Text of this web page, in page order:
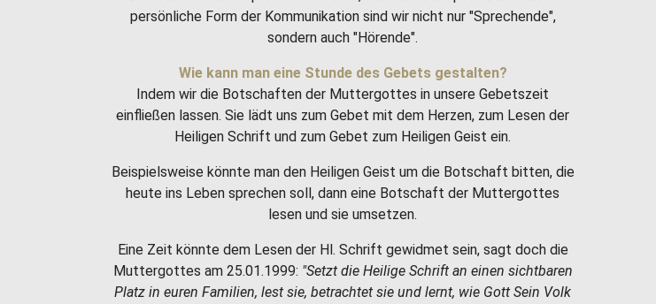
persönliche Form der Kommunikation sind wir nicht nur "Sprechende",
sondern auch "Hörende".
Wie kann man eine Stunde des Gebets gestalten?
Indem wir die Botschaften der Muttergottes in unsere Gebetszeit
einfließen lassen. Sie lädt uns zum Gebet mit dem Herzen, zum Lesen der
Heiligen Schrift und zum Gebet zum Heiligen Geist ein.
Beispielsweise könnte man den Heiligen Geist um die Botschaft bitten, die
heute ins Leben sprechen soll, dann eine Botschaft der Muttergottes
lesen und sie umsetzen.
Eine Zeit könnte dem Lesen der Hl. Schrift gewidmet sein, sagt doch die
Muttergottes am 25.01.1999: "Setzt die Heilige Schrift an einen sichtbaren
Platz in euren Familien, lest sie, betrachtet sie und lernt, wie Gott Sein Volk